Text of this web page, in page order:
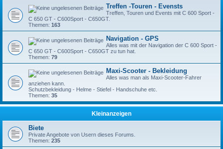
Treffen -Touren - Evensts
Treffen, Touren und Events mit C 600 Sport -
C 650 GT - C600Sport - C650GT.
Themen: 163
Navigation - GPS
Alles was mit der Navigation der C 600 Sport -
C 650 GT - C600Sport - C650GT zu tun hat.
Themen: 79
Maxi-Scooter - Bekleidung
Alles was man als Maxi-Scooter-Fahrer
anziehen kann.
Schutzbekleidung - Helme - Stiefel - Handschuhe etc.
Themen: 35
Kleinanzeigen
Biete
Private Angebote von Usern dieses Forums.
Themen: 235